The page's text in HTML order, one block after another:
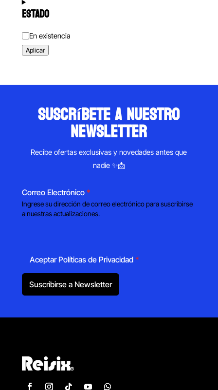
ESTADO
Estado
En existencia
Aplicar
suscríbete a nuestro
newsletter
Recibe ofertas exclusivas y novedades antes que
nadie ✨📩
Correo Electrónico *
Ingrese su dirección de correo electrónico para suscribirse
a nuestras actualizaciones.
Aceptar Políticas de Privacidad *
Suscribirse a Newsletter